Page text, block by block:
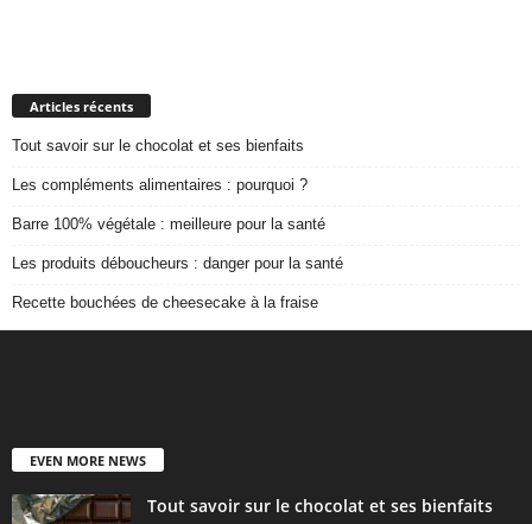
Articles récents
Tout savoir sur le chocolat et ses bienfaits
Les compléments alimentaires : pourquoi ?
Barre 100% végétale : meilleure pour la santé
Les produits déboucheurs : danger pour la santé
Recette bouchées de cheesecake à la fraise
EVEN MORE NEWS
Tout savoir sur le chocolat et ses bienfaits